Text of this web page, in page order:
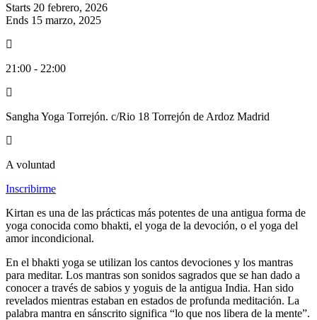
Starts 20 febrero, 2026
Ends 15 marzo, 2025
21:00 - 22:00
Sangha Yoga Torrejón. c/Rio 18 Torrejón de Ardoz Madrid
A voluntad
Inscribirme
Kirtan es una de las prácticas más potentes de una antigua forma de
yoga conocida como bhakti, el yoga de la devoción, o el yoga del
amor incondicional.
En el bhakti yoga se utilizan los cantos devociones y los mantras
para meditar. Los mantras son sonidos sagrados que se han dado a
conocer a través de sabios y yoguis de la antigua India. Han sido
revelados mientras estaban en estados de profunda meditación. La
palabra mantra en sánscrito significa “lo que nos libera de la mente”.